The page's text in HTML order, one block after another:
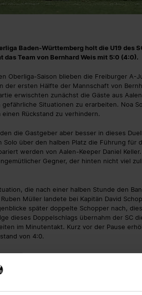
Baden-Württemberg holt die U19 des
das Team von Bernhard Weis mit 5:0 (4:0).
Oberliga-Saison blieben die Freiburger A-
der ersten Hälfte der Mannschaft von
erwischten zunächst die Gäste aus
Situationen zu erarbeiten. Noa
Rückstand zu verhindern.
die Gastgeber aber besser in dieses
über den halben Platz die Führung für
werden von Aalen-Keeper Daniel
Gegner, der hinten nicht viel
die nach einer halben Stunde den
Müller landete bei Kapitän David
später doppelte Schopper nach,
dieses Doppelschlags übernahm der SC
im Minutentakt. Kurz vor der Pause
von 4:0.
Elf aus der Kabine für den zweiten
Treffer der Breisgauer sorgte. Im
zeigte sofort auf den Punkt. Der